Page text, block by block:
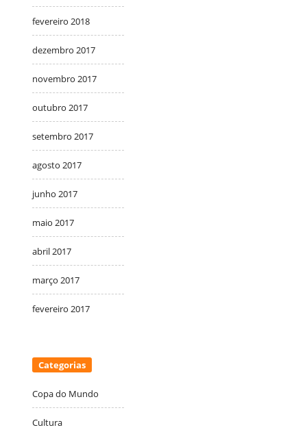
fevereiro 2018
dezembro 2017
novembro 2017
outubro 2017
setembro 2017
agosto 2017
junho 2017
maio 2017
abril 2017
março 2017
fevereiro 2017
Categorias
Copa do Mundo
Cultura